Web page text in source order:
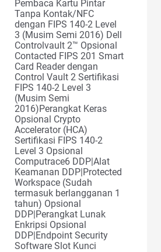
Pembaca Kartu Pintar
Tanpa Kontak/NFC
dengan FIPS 140-2 Level
3 (Musim Semi 2016) Dell
Controlvault 2™ Opsional
Contacted FIPS 201 Smart
Card Reader dengan
Control Vault 2 Sertifikasi
FIPS 140-2 Level 3
(Musim Semi
2016)Perangkat Keras
Opsional Crypto
Accelerator (HCA)
Sertifikasi FIPS 140-2
Level 3 Opsional
Computrace6 DDP|Alat
Keamanan DDP|Protected
Workspace (Sudah
termasuk berlangganan 1
tahun) Opsional
DDP|Perangkat Lunak
Enkripsi Opsional
DDP|Endpoint Security
Software Slot Kunci